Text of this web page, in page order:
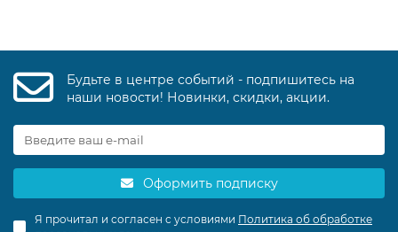
Будьте в центре событий - подпишитесь на
наши новости! Новинки, скидки, акции.
Оформить подписку
Я прочитал и согласен с условиями Политика об обработке